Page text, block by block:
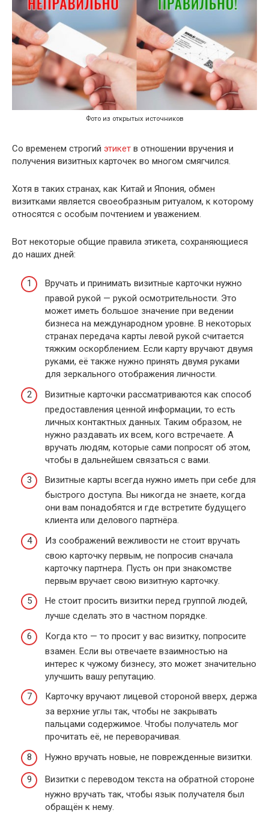
Фото из открытых источников
Со временем строгий этикет в отношении вручения и
получения визитных карточек во многом смягчился.
Хотя в таких странах, как Китай и Япония, обмен
визитками является своеобразным ритуалом, к которому
относятся с особым почтением и уважением.
Вот некоторые общие правила этикета, сохраняющиеся
до наших дней:
Вручать и принимать визитные карточки нужно
правой рукой — рукой осмотрительности. Это
может иметь большое значение при ведении
бизнеса на международном уровне. В некоторых
странах передача карты левой рукой считается
тяжким оскорблением. Если карту вручают двумя
руками, её также нужно принять двумя руками
для зеркального отображения личности.
Визитные карточки рассматриваются как способ
предоставления ценной информации, то есть
личных контактных данных. Таким образом, не
нужно раздавать их всем, кого встречаете. А
вручать людям, которые сами попросят об этом,
чтобы в дальнейшем связаться с вами.
Визитные карты всегда нужно иметь при себе для
быстрого доступа. Вы никогда не знаете, когда
они вам понадобятся и где встретите будущего
клиента или делового партнёра.
Из соображений вежливости не стоит вручать
свою карточку первым, не попросив сначала
карточку партнера. Пусть он при знакомстве
первым вручает свою визитную карточку.
Не стоит просить визитки перед группой людей,
лучше сделать это в частном порядке.
Когда кто — то просит у вас визитку, попросите
взамен. Если вы отвечаете взаимностью на
интерес к чужому бизнесу, это может значительно
улучшить вашу репутацию.
Карточку вручают лицевой стороной вверх, держа
за верхние углы так, чтобы не закрывать
пальцами содержимое. Чтобы получатель мог
прочитать её, не переворачивая.
Нужно вручать новые, не поврежденные визитки.
Визитки с переводом текста на обратной стороне
нужно вручать так, чтобы язык получателя был
обращён к нему.